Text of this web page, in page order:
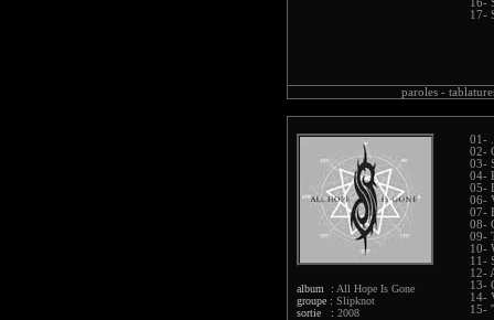
17-
paroles -
album : All Hope Is Gone
groupe : Slipknot
sortie : 2008
01-
02-
03-
04-
05-
06-
07-
08-
09-
10-
11-
12-
13-
14-
15-